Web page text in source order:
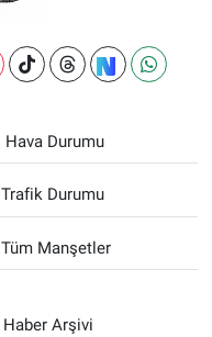
Hava Durumu
Trafik Durumu
Tüm Manşetler
Haber Arşivi